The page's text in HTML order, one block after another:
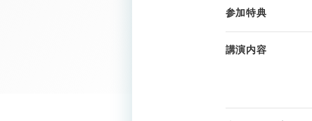
参加特典
講演内容